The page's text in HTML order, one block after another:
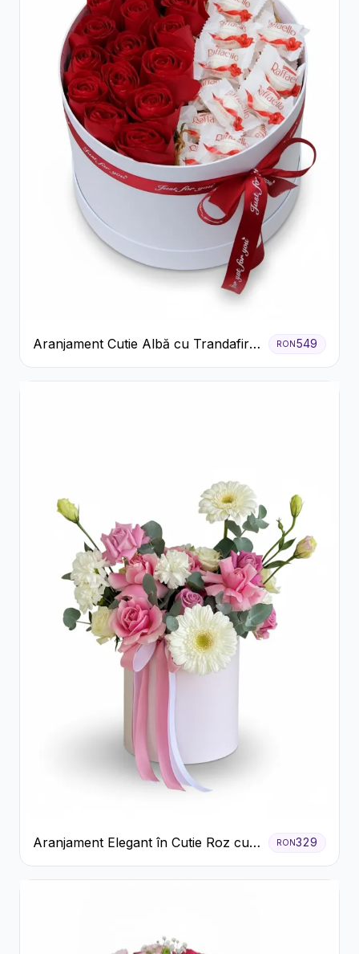
Aranjament Cutie Albă cu Trandafiri
Roșii și Raffaello
RON549
Aranjament Elegant în Cutie Roz cu
Trandafiri și Gerbera
RON329